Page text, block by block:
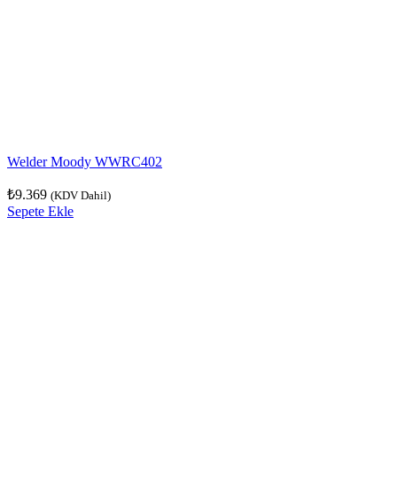
Welder Moody WWRC402
₺9.369 (KDV Dahil)
Sepete Ekle